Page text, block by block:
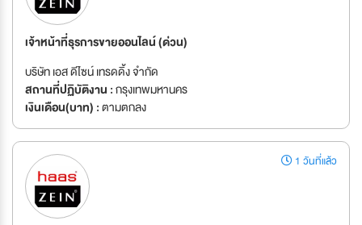
เจ้าหน้าที่ธุรการขายออนไลน์ (ด่วน)
บริษัท เอส ดีไซน์ เทรดดิ้ง จำกัด
สถานที่ปฏิบัติงาน :กรุงเทพมหานคร
เงินเดือน(บาท) :ตามตกลง
1 วันที่แล้ว